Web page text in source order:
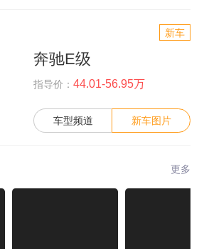
新车
奔驰E级
指导价： 44.01-56.95万
车型频道 新车图片
更多